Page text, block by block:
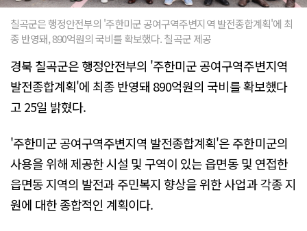
칠곡군은 행정안전부의 '주한미군 공여구역주변지역 발전종합계획'에 최
종 반영돼, 890억원의 국비를 확보했다. 칠곡군 제공
경북 칠곡군은 행정안전부의 '주한미군 공여구역주변지역
발전종합계획'에 최종 반영돼 890억원의 국비를 확보했다
고 25일 밝혔다.
'주한미군 공여구역주변지역 발전종합계획'은 주한미군의
사용을 위해 제공한 시설 및 구역이 있는 읍면동 및 연접한
읍면동 지역의 발전과 주민복지 향상을 위한 사업과 각종 지
원에 대한 종합적인 계획이다.